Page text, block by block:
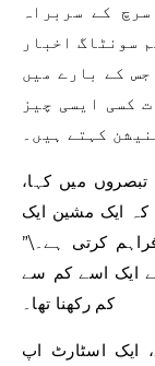
کے سربراہ
سونٹاگ اخبار
کے بارے میں
کسی ایسی چیز
میں کہا،
کہ ایک مشین ایک
کرتی ہے۔\”
ایک اسے کم سے
کم رکھنا تھا۔
ایک اسٹارٹ اپ